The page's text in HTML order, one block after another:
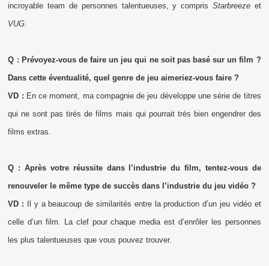
incroyable team de personnes talentueuses, y compris Starbreeze et
VUG
Q : Prévoyez-vous de faire un jeu qui ne soit pas basé sur un film ?
Dans cette éventualité, quel genre de jeu aimeriez-vous faire ?
VD : En ce moment, ma compagnie de jeu développe une série de titres
qui ne sont pas tirés de films mais qui pourrait très bien engendrer des
films extras.
Q : Après votre réussite dans l’industrie du film, tentez-vous de
renouveler le même type de succès dans l’industrie du jeu vidéo ?
VD :
Il y a beaucoup de similarités entre la production d’un jeu vidéo et
celle d’un film. La clef pour chaque media est d’enrôler les personnes
les plus talentueuses que vous pouvez trouver.